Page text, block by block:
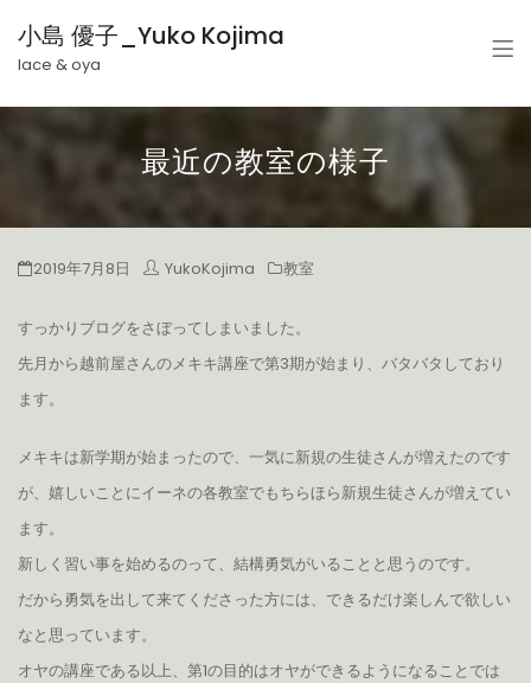
小島 優子_Yuko Kojima
lace & oya
最近の教室の様子
2019年7月8日 YukoKojima 教室
すっかりブログをさぼってしまいました。
先月から越前屋さんのメキキ講座で第3期が始まり、バタバタしており
ます。
メキキは新学期が始まったので、一気に新規の生徒さんが増えたのです
が、嬉しいことにイーネの各教室でもちらほら新規生徒さんが増えてい
ます。
新しく習い事を始めるのって、結構勇気がいることと思うのです。
だから勇気を出して来てくださった方には、できるだけ楽しんで欲しい
なと思っています。
オヤの講座である以上、第1の目的はオヤができるようになることでは